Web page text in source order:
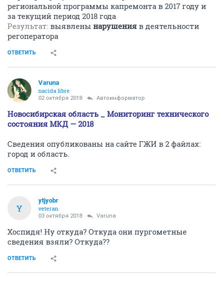
региональной программы капремонта в 2017 году и
за текущий период 2018 года
Результат: выявлены нарушения в деятельности
регоператора
ОТВЕТИТЬ
Varuna
nacida libre
02 октября 2018 Автоинформатор
Новосибирская область _ Мониторинг технического
состояния МКД — 2018
Сведения опубликованы на сайте ГЖИ в 2 файлах:
город и область.
ОТВЕТИТЬ
Y
ytjyobr
veteran
03 октября 2018 Varuna
Хоспидя! Ну откуда? Откуда они пургометные
сведения взяли? Откуда??
ОТВЕТИТЬ